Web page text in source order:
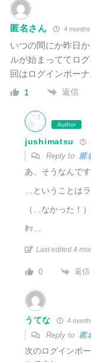
匿名さん 4
いつの間にか昨日
ルが始まっててロ
回はログインボー
1 返信
Author
jushimatsu
Reply to 匿
あ、そうなんで
…ということは
（…なかった！）
ﾎｯ…
Last edited 4
0 返信
うてな 4
Reply to 匿
次のログインボ